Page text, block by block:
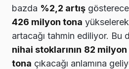
bazda %2,2 artış
426 milyon tona yükselerek
artacağı tahmin ediliyor. Bu
nihai stoklarının 82
tona çıkacağı anlamına